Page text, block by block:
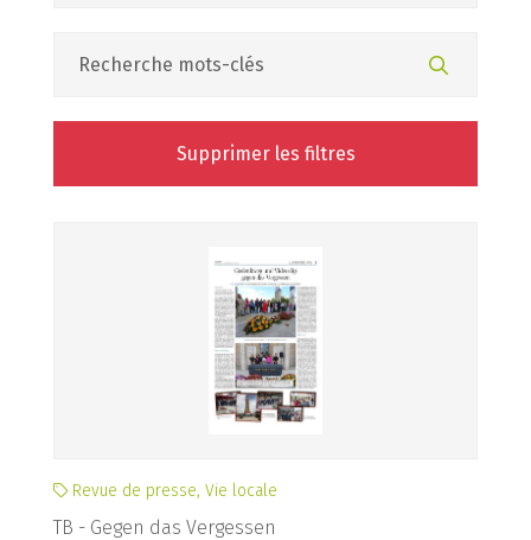
Supprimer les filtres
Revue de presse, Vie locale
TB - Gegen das Vergessen